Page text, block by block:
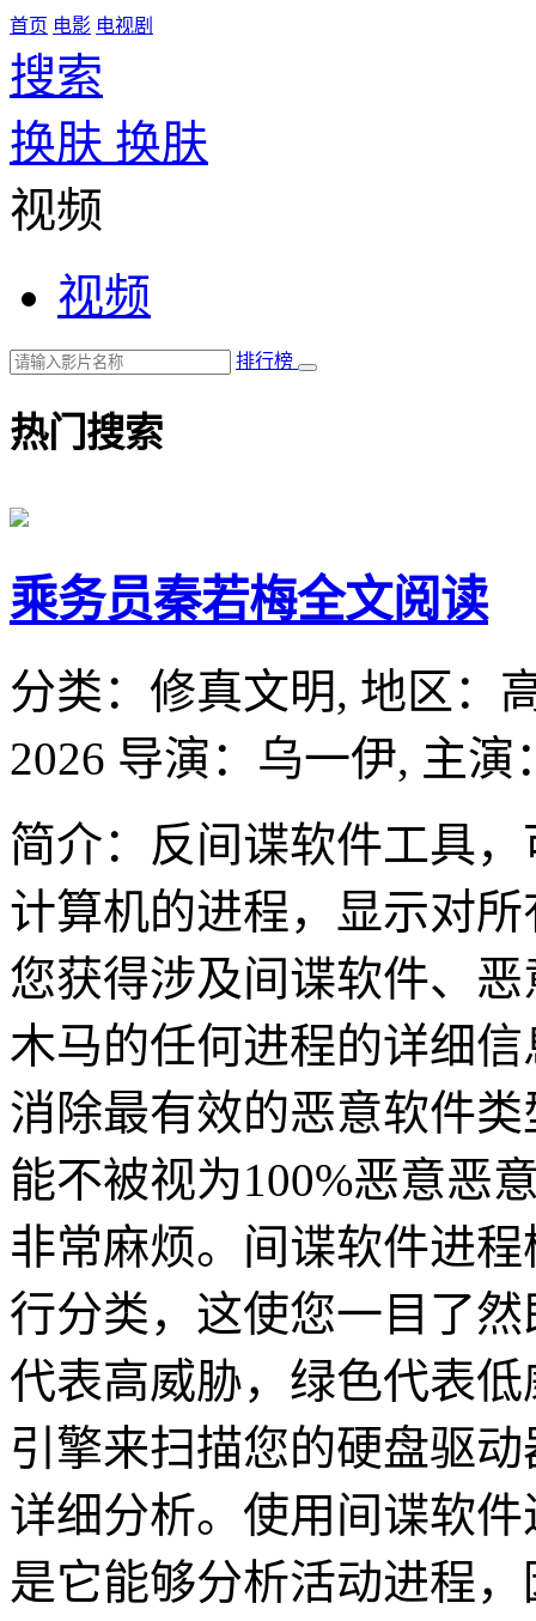
首页 电影 电视剧
搜索
换肤 换肤
视频
视频
排行榜
热门搜索
乘务员秦若梅全文阅读
分类： 修真文明, 地区：
2026 导演： 乌一伊, 主演
简介：反间谍软件工具
计算机的进程，显示对
您获得涉及间谍软件、
木马的任何进程的详细
消除最有效的恶意软件
能不被视为100%恶意恶
非常麻烦。间谍软件进
行分类，这使您一目了
代表高威胁，绿色代表
引擎来扫描您的硬盘驱
详细分析。使用间谍软
是它能够分析活动进程